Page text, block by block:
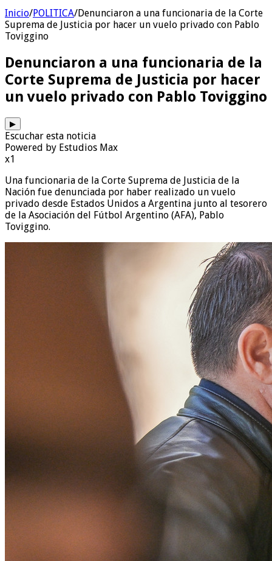
Inicio/POLITICA/Denunciaron a una funcionaria de la Corte
Suprema de Justicia por hacer un vuelo privado con Pablo
Toviggino
Denunciaron a una funcionaria de la
Corte Suprema de Justicia por hacer
un vuelo privado con Pablo Toviggino
▶
Escuchar esta noticia
Powered by Estudios Max
x1
Una funcionaria de la Corte Suprema de Justicia de la
Nación fue denunciada por haber realizado un vuelo
privado desde Estados Unidos a Argentina junto al tesorero
de la Asociación del Fútbol Argentino (AFA), Pablo
Toviggino.